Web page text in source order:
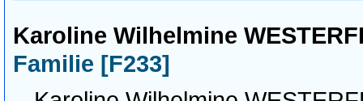
Karoline Wilhelmine
Familie [F233]